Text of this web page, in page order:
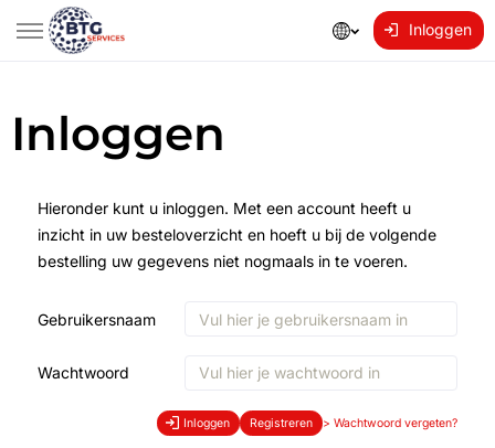
Inloggen
Inloggen
Hieronder kunt u inloggen. Met een account heeft u
inzicht in uw besteloverzicht en hoeft u bij de volgende
bestelling uw gegevens niet nogmaals in te voeren.
Gebruikersnaam
Wachtwoord
Inloggen Registreren > Wachtwoord vergeten?